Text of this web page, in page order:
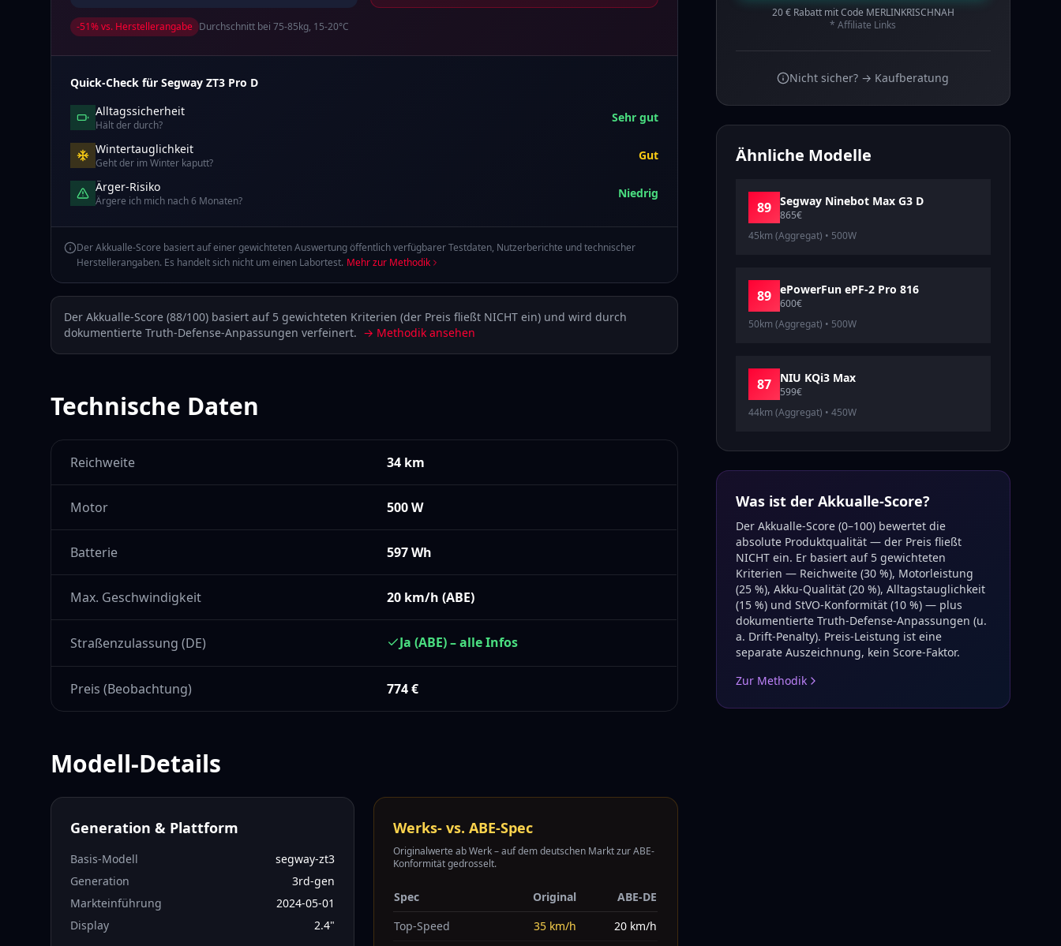
-51% vs. Herstellerangabe Durchschnitt bei 75-85kg, 15-20°C
Quick-Check für Segway ZT3 Pro D
Alltagssicherheit
Hält der durch?
Sehr gut
Wintertauglichkeit
Geht der im Winter kaputt?
Gut
Ärger-Risiko
Ärgere ich mich nach 6 Monaten?
Niedrig
Der Akkualle-Score basiert auf einer gewichteten Auswertung öffentlich verfügbarer Testdaten, Nutzerberichte und technischer
Herstellerangaben. Es handelt sich nicht um einen Labortest. Mehr zur Methodik
Der Akkualle-Score (88/100) basiert auf 5 gewichteten Kriterien (der Preis fließt NICHT ein) und wird durch
dokumentierte Truth-Defense-Anpassungen verfeinert. → Methodik ansehen
Technische Daten
Reichweite 34 km
Motor 500W
Batterie 597Wh
Max. Geschwindigkeit 20 km/h (ABE)
Straßenzulassung (DE) Ja (ABE) – alle Infos
Preis (Beobachtung) 774€
Modell-Details
Generation & Plattform
Basis-Modell
segway-zt3
Generation
3rd-gen
Markteinführung
2024-05-01
Display
2.4"
Werks- vs. ABE-Spec
Originalwerte ab Werk – auf dem deutschen Markt zur ABE-
Konformität gedrosselt.
Spec Original
ABE-DE
Top-Speed
35 km/h 20 km/h
20 € Rabatt mit Code MERLINKRISCHNAH
* Affiliate Links
Nicht sicher? → Kaufberatung
Ähnliche Modelle
89 Segway Ninebot Max G3 D
865€
45km (Aggregat) • 500W
89 ePowerFun ePF-2 Pro 816
600€
50km (Aggregat) • 500W
87 NIU KQi3 Max
599€
44km (Aggregat) • 450W
Was ist der Akkualle-Score?
Der Akkualle-Score (0–100) bewertet die
absolute Produktqualität — der Preis fließt
NICHT ein. Er basiert auf 5 gewichteten
Kriterien — Reichweite (30 %), Motorleistung
(25 %), Akku-Qualität (20 %), Alltagstauglichkeit
(15 %) und StVO-Konformität (10 %) — plus
dokumentierte Truth-Defense-Anpassungen (u.
a. Drift-Penalty). Preis-Leistung ist eine
separate Auszeichnung, kein Score-Faktor.
Zur Methodik